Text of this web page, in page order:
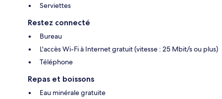
Serviettes
Restez connecté
Bureau
L'accès Wi-Fi à Internet gratuit (vitesse : 25 Mbit/s ou plus)
Téléphone
Repas et boissons
Eau minérale gratuite